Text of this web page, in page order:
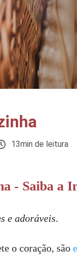
13min de leitura
- Saiba a
e adoráveis.
o coração, são